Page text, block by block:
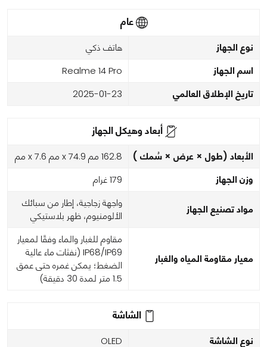
عام
نوع الجهاز هاتف ذكي
اسم الجهاز Realme 14 Pro
تاريخ الإطلاق العالمي 2025-01-23
أبعاد وهيكل الجهاز
الأبعاد (طول × عرض × سُمك ) 162.8 مم x 74.9 مم x 7.6 مم
وزن الجهاز 179 غرام
مواد تصنيع الجهاز
واجهة زجاجية، إطار من سبائك
الألومنيوم، ظهر بلاستيكي
معيار مقاومة المياه والغبار
مقاوم للغبار والماء وفقًا لمعيار
IP68/IP69 (نفثات ماء عالية
الضغط؛ يمكن غمره حتى عمق
1.5 متر لمدة 30 دقيقة)
الشاشة
نوع الشاشة OLED